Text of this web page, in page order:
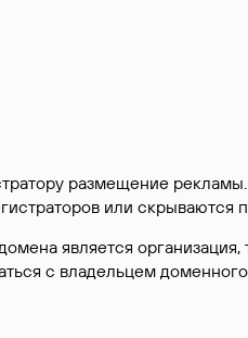
размещение
или скрываются
является
с владельцем